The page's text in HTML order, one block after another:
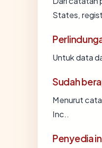
States,
Untuk data
Sudah
Menurut
Inc..
Penyedia